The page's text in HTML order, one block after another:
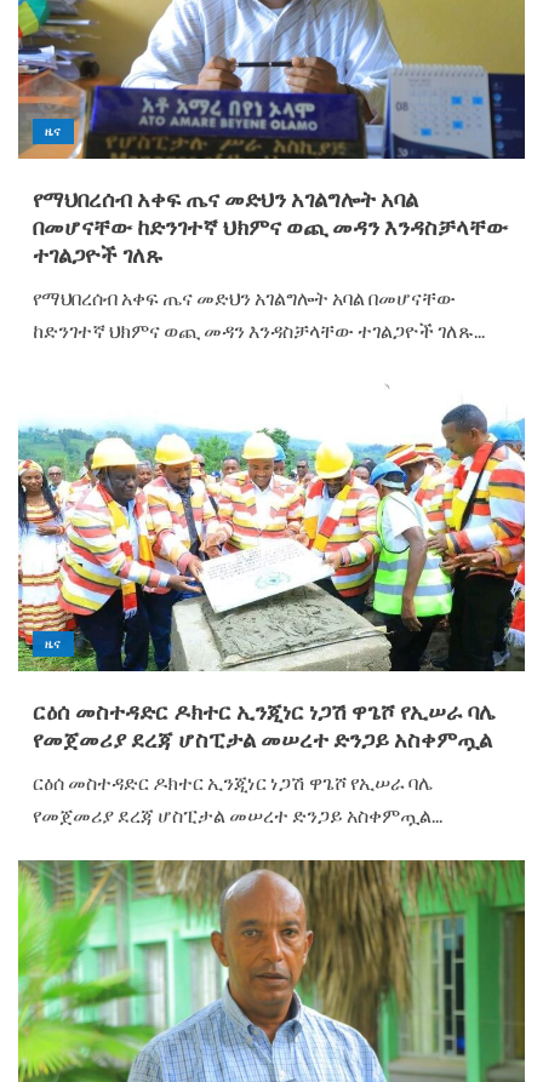
ዜና
የማህበረሰብ አቀፍ ጤና መድህን አገልግሎት አባል
በመሆናቸው ከድንገተኛ ህክምና ወጪ መዳን እንዳስቻላቸው
ተገልጋዮች ገለጹ
የማህበረሰብ አቀፍ ጤና መድህን አገልግሎት አባል በመሆናቸው
ከድንገተኛ ህክምና ወጪ መዳን እንዳስቻላቸው ተገልጋዮች ገለጹ...
ዜና
ርዕሰ መስተዳድር ዶክተር ኢንጂነር ነጋሽ ዋጌሾ የኢሠራ ባሌ
የመጀመሪያ ደረጃ ሆስፒታል መሠረተ ድንጋይ አስቀምጧል
ርዕሰ መስተዳድር ዶክተር ኢንጂነር ነጋሽ ዋጌሾ የኢሠራ ባሌ
የመጀመሪያ ደረጃ ሆስፒታል መሠረተ ድንጋይ አስቀምጧል...